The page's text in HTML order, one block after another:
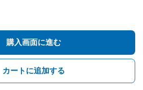
購入画面に進む
カートに追加する